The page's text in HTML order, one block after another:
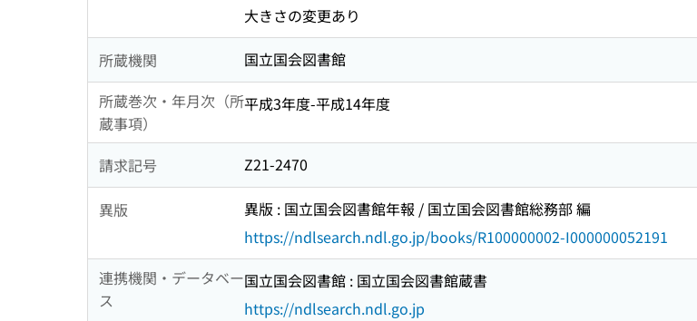
大きさの変更あり
所蔵機関
国立国会図書館
所蔵巻次・年月次（所
蔵事項）
平成3年度-平成14年度
請求記号 Z21-2470
異版
異版 : 国立国会図書館年報 / 国立国会図書館総務部 編
https://ndlsearch.ndl.go.jp/books/R100000002-I000000052191
連携機関・データベー
ス
国立国会図書館 : 国立国会図書館蔵書
https://ndlsearch.ndl.go.jp